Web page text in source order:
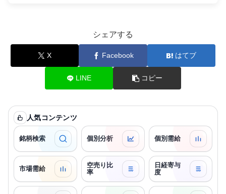
シェアする
X Facebook はてブ
LINE コピー
人気コンテンツ
銘柄検索 個別分析 個別需給
市場需給
空売り比
率
日経寄与
度